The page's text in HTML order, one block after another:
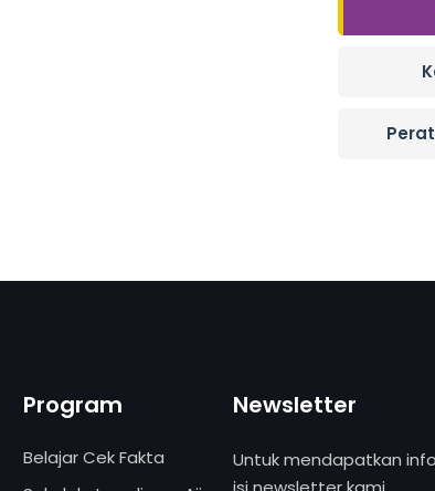
Program
Belajar Cek Fakta
Newsletter
Untuk mendapatkan